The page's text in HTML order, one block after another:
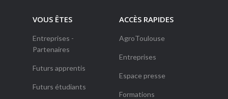
VOUS ÊTES
Entreprises -
Partenaires
Futurs apprentis
Futurs étudiants
ACCÈS RAPIDES
AgroToulouse
Entreprises
Espace presse
Formations